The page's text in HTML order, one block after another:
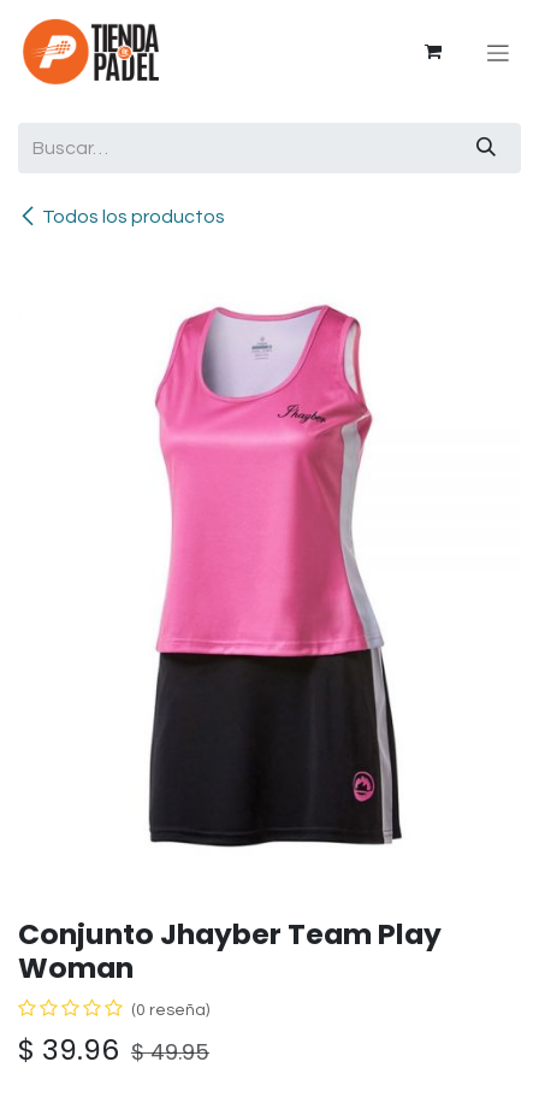
Ir al contenido
Todos los productos
Conjunto Jhayber Team Play
Woman
(0 reseña)
$ 39.96 $49.95